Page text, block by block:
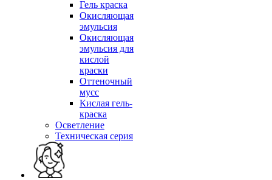
Гель краска
Окисляющая
эмульсия
Окисляющая
эмульсия для
кислой
краски
Оттеночный
мусс
Кислая гель-
краска
Осветление
Техническая серия